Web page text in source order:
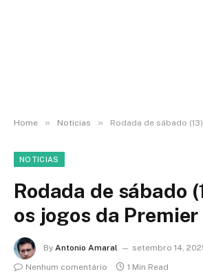
Home » Noticias » Rodada de sábado (13)
NOTICIAS
Rodada de sábado
os jogos da
By Antonio Amaral
setembro 14,
Nenhum comentário
1 Min Read